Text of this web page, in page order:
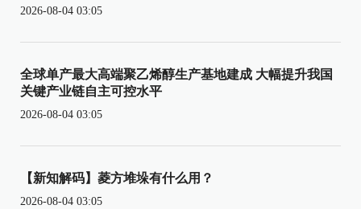
2026-08-04 03:05
全球单产最大高端聚乙烯醇生产基地建成 大幅提升我国
关键产业链自主可控水平
2026-08-04 03:05
【新知解码】菱方堆垛有什么用？
2026-08-04 03:05